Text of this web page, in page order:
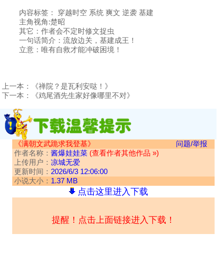
内容标签： 穿越时空 系统 爽文 逆袭 基建
主角视角:楚昭
其它：作者会不定时修文捉虫
一句话简介：流放边关，基建成王！
立意：唯有自救才能冲破困境！
上一本：
《禅院？是瓦利安哒！》
下一本：
《鸡尾酒先生家好像哪里不对》
《满朝文武跪求我登基》
问题/举报
作者名称： 酱爆娃娃菜 (查看作者其他作品 »)
上传用户： 凉城无爱
更新时间： 2026/6/3 12:06:00
小说大小： 1.37 MB
点击这里进入下载
提醒！点击上面链接进入下载！